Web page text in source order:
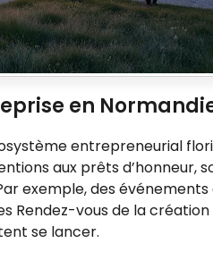
en
entrepreneurial
aux prêts d’honneur,
exemple, des événements
Rendez-vous de la création
se lancer.